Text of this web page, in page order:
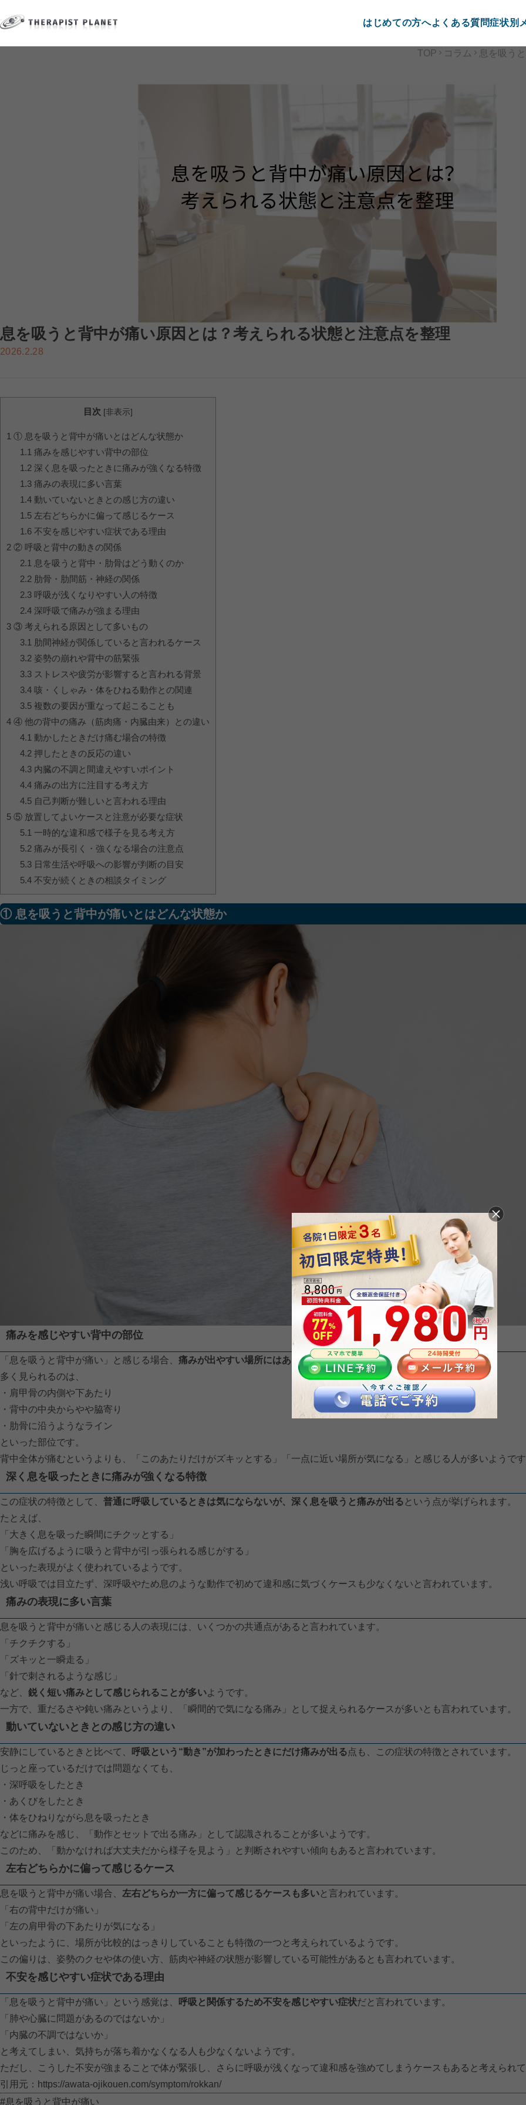
はじめての方へよくある質問症状別
TOP コラム 息を吸う
息を吸うと背中が痛い原因とは？考えられる状態と注意点を整理
2026.2.28
目次 [非表示]
1 ① 息を吸うと背中が痛いとはどんな状態か
1.1 痛みを感じやすい背中の部位
1.2深く息を吸ったときに痛みが強くなる特徴
1.3痛みの表現に多い言葉
1.4動いていないときとの感じ方の違い
1.5左右どちらかに偏って感じるケース
1.6不安を感じやすい症状である理由
2 ② 呼吸と背中の動きの関係
2.1 息を吸うと背中・肋骨はどう動くのか
2.2肋骨・肋間筋・神経の関係
2.3呼吸が浅くなりやすい人の特徴
2.4深呼吸で痛みが強まる理由
3 ③ 考えられる原因として多いもの
3.1 肋間神経が関係していると言われるケース
3.2姿勢の崩れや背中の筋緊張
3.3ストレスや疲労が影響すると言われる背景
3.4咳・くしゃみ・体をひねる動作との関連
3.5複数の要因が重なって起こることも
4 ④ 他の背中の痛み（筋肉痛・内臓由来）との違い
4.1 動かしたときだけ痛む場合の特徴
4.2押したときの反応の違い
4.3内臓の不調と間違えやすいポイント
4.4痛みの出方に注目する考え方
4.5自己判断が難しいと言われる理由
5 ⑤ 放置してよいケースと注意が必要な症状
5.1 一時的な違和感で様子を見る考え方
5.2痛みが長引く・強くなる場合の注意点
5.3日常生活や呼吸への影響が判断の目安
5.4不安が続くときの相談タイミング
① 息を吸うと背中が痛いとはどんな状態か
痛みを感じやすい背中の部位
「息を吸うと背中が痛い」と感じる場合、 痛みが出やすい場所にはある程度の傾向があると言われています。
多く見られるのは、
・肩甲骨の内側や下あたり
・背中の中央からやや脇寄り
・肋骨に沿うようなライン
といった部位です。
背中全体が痛むというよりも、「このあたりだけがズキッとする」「一点に近い場所が気になる」と感じる人が多いようで
深く息を吸ったときに痛みが強くなる特徴
この症状の特徴として、 普通に呼吸しているときは気にならないが、深く息を吸うと痛みが出る という点が挙げられます。
たとえば、
「大きく息を吸った瞬間にチクッとする」
「胸を広げるように吸うと背中が引っ張られる感じがする」
といった表現がよく使われているようです。
浅い呼吸では目立たず、深呼吸やため息のような動作で初めて違和感に気づくケースも少なくないと言われています。
痛みの表現に多い言葉
息を吸うと背中が痛いと感じる人の表現には、いくつかの共通点があると言われています。
「チクチクする」
「ズキッと一瞬走る」
「針で刺されるような感じ」
など、 鋭く短い痛みとして感じられることが多いようです。
一方で、重だるさや鈍い痛みというより、「瞬間的で気になる痛み」として捉えられるケースが多いとも言われています。
動いていないときとの感じ方の違い
安静にしているときと比べて、 呼吸という“動き”が加わったときにだけ痛みが出る点も、この症状の特徴とされています。
じっと座っているだけでは問題なくても、
・深呼吸をしたとき
・あくびをしたとき
・体をひねりながら息を吸ったとき
などに痛みを感じ、「動作とセットで出る痛み」として認識されることが多いようです。
このため、「動かなければ大丈夫だから様子を見よう」と判断されやすい傾向もあると言われています。
左右どちらかに偏って感じるケース
息を吸うと背中が痛い場合、 左右どちらか一方に偏って感じるケースも多いと言われています。
「右の背中だけが痛い」
「左の肩甲骨の下あたりが気になる」
といったように、場所が比較的はっきりしていることも特徴の一つと考えられているようです。
この偏りは、姿勢のクセや体の使い方、筋肉や神経の状態が影響している可能性があるとも言われています。
不安を感じやすい症状である理由
「息を吸うと背中が痛い」という感覚は、 呼吸と関係するため不安を感じやすい症状だと言われています。
「肺や心臓に問題があるのではないか」
「内臓の不調ではないか」
と考えてしまい、気持ちが落ち着かなくなる人も少なくないようです。
ただし、こうした不安が強まることで体が緊張し、さらに呼吸が浅くなって違和感を強めてしまうケースもあると考えられ
引用元： https://awata-ojikouen.com/symptom/rokkan/
#息を吸うと背中が痛い